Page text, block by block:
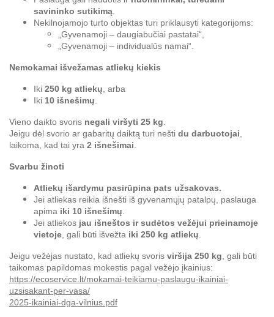
savininko sutikimą
Nekilnojamojo turto objektas turi priklausyti kategorijoms:
„Gyvenamoji – daugiabučiai pastatai“,
„Gyvenamoji – individualūs namai“.
Nemokamai išvežamas atliekų kiekis
Iki 250 kg atliekų , arba
Iki 10 išnešimų
Vieno daikto svoris negali viršyti 25 kg
Jeigu dėl svorio ar gabaritų daiktą turi nešti du darbuotojai
laikoma, kad tai yra 2 išnešimai
Svarbu žinoti
Atliekų išardymu pasirūpina pats užsakovas.
Jei atliekas reikia išnešti iš gyvenamųjų patalpų, paslauga
apima iki 10 išnešimų
Jei atliekos jau išneštos ir sudėtos vežėjui prieinamoje
vietoje , gali būti išvežta iki 250 kg atliekų
Jeigu vežėjas nustato, kad atliekų svoris viršija 250 kg , gali būti
taikomas papildomas mokestis pagal vežėjo įkainius:
https://ecoservice.lt/mokamai-teikiamu-paslaugu-ikainiai-
uzsisakant-per-vasa/
2025-ikainiai-dga-vilnius.pdf